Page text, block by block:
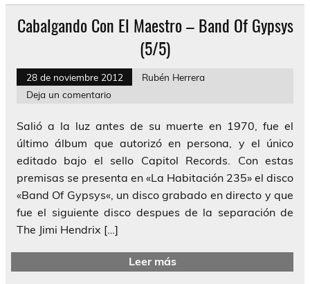
Cabalgando Con El Maestro – Band Of Gypsys
(5/5)
28 de noviembre 2012
Rubén Herrera
Deja un comentario
Salió a la luz antes de su muerte en 1970, fue el
último álbum que autorizó en persona, y el único
editado bajo el sello Capitol Records. Con estas
premisas se presenta en «La Habitación 235» el disco
«Band Of Gypsys«, un disco grabado en directo y que
fue el siguiente disco despues de la separación de
The Jimi Hendrix […]
Leer más